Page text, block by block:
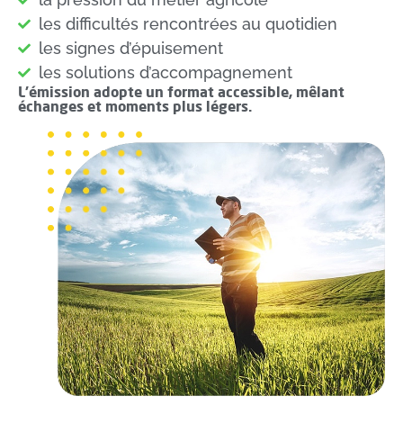
les difficultés rencontrées au quotidien
les signes d’épuisement
les solutions d’accompagnement
L’émission adopte un format accessible, mêlant
échanges et moments plus légers.